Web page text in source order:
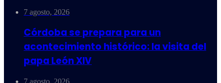
7 agosto, 2026
Córdoba se prepara para un
acontecimiento histórico: la visita del
papa León XIV